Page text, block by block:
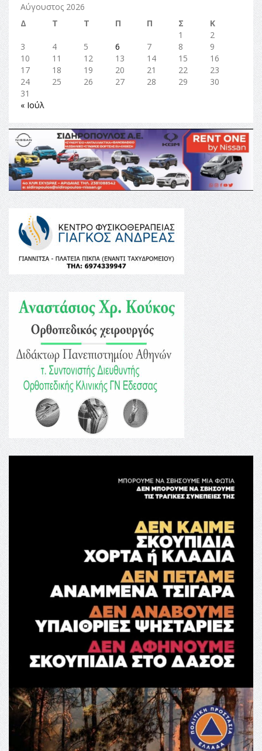
Αύγουστος 2026
Δ
Τ Τ Π Π Σ
Κ
1
2
3
4 5 6 7 8
9
10
11 12 13 14 15
16
17
18 19 20 21 22
23
24
25 26 27 28 29
30
31
« Ιούλ